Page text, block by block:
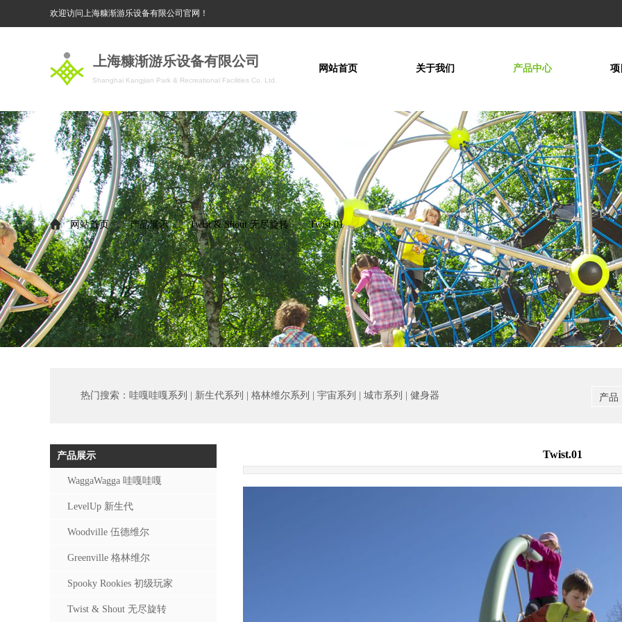
欢迎访问上海糠渐游乐设备有限公司官网！
网站首页 关于我们 产品中心 项
上海糠渐游乐设备有限公司
Shanghai Kangjian Park & Recreational Facilities Co. Ltd.
网站首页 >> 产品展示 >> Twist & Shout 无尽旋转 >> Twist.01
产品
热门搜索： 哇嘎哇嘎系列 | 新生代系列 | 格林维尔系列 | 宇宙系列 | 城市系列 | 健身器
Twist.01
产品展示
WaggaWagga 哇嘎哇嘎
LevelUp 新生代
Woodville 伍德维尔
Greenville 格林维尔
Spooky Rookies 初级玩家
Twist & Shout 无尽旋转